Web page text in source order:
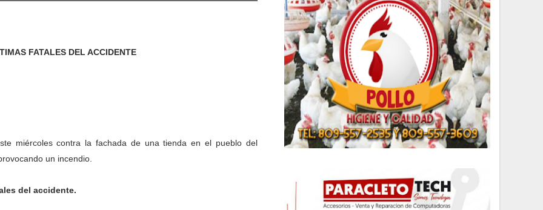
FATALES DEL ACCIDENTE
miércoles contra la fachada de una tienda en el pueblo del
un incendio.
del accidente.